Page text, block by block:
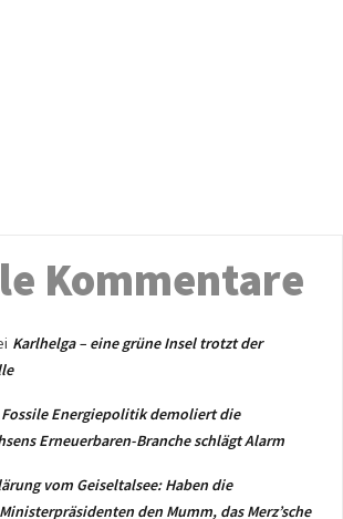
Kommentare
Karlhelga – eine grüne Insel trotzt der
Fossile Energiepolitik demoliert die
Erneuerbaren-Branche schlägt Alarm
vom Geiseltalsee: Haben die
den Mumm, das Merz’sche